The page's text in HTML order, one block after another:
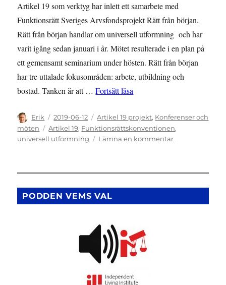
Artikel 19 som verktyg har inlett ett samarbete med
Funktionsrätt Sveriges Arvsfondsprojekt Rätt från början.
Rätt från början handlar om universell utformning och har
varit igång sedan januari i år. Mötet resulterade i en plan på
ett gemensamt seminarium under hösten. Rätt från början
har tre uttalade fokusområden: arbete, utbildning och
bostad. Tanken är att …Fortsätt läsa
Författare
Erik
Publicerat
den
2019-06-12 Kategorier
Artikel 19 projekt, Konferenser och
möten
Etiketter
Artikel 19, Funktionsrättskonventionen,
universell utformning
Lämna en kommentartill
PODDEN VEMS VAL